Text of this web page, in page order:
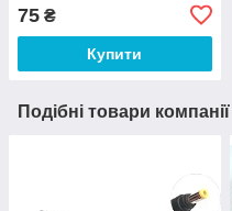
75 ₴
Купити
Подібні товари компанії